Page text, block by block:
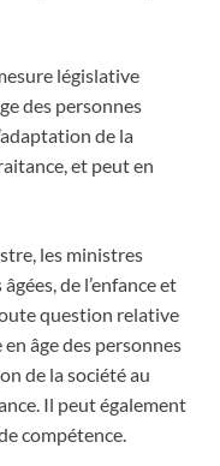
législative
des personnes
de la
et peut en
les ministres
de l’enfance et
question relative
en âge des personnes
de la société au
Il peut également
compétence.